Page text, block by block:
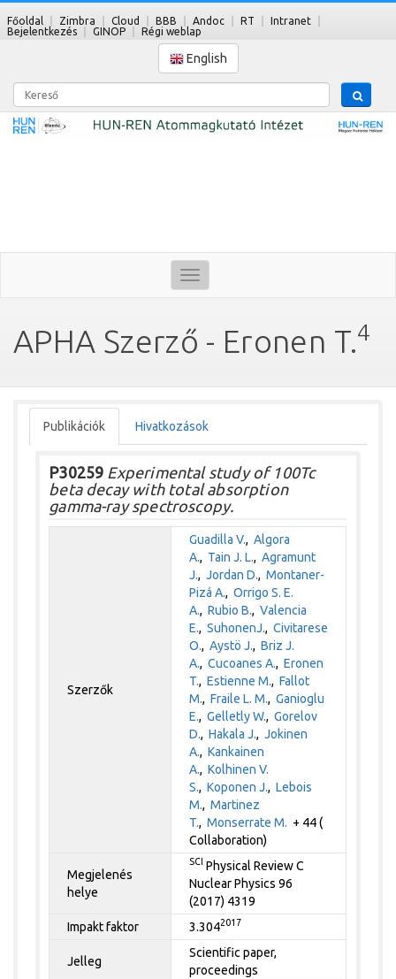
Főoldal Zimbra Cloud BBB Andoc RT
Intranet
Bejelentkezés
GINOP Régi weblap
English
Kereső
Toggle
navigation
APHA Szerző - Eronen T.4
Publikációk Hivatkozások
P30259 Experimental study of 100Tc
beta decay with total absorption
gamma-ray spectroscopy.
Szerzők
Guadilla V.,Algora
A., Tain J. L.,Agramunt
J.,Jordan D.,Montaner-
Pizá A.,Orrigo S. E.
A.,Rubio B.,Valencia
E.,SuhonenJ.,Civitarese
O.,Aystö J.,Briz J.
A.,Cucoanes A.,Eronen
T.,Estienne M.,Fallot
M.,Fraile L. M.,Ganioglu
E.,Gelletly W.,Gorelov
D.,Hakala J.,Jokinen
A.,Kankainen
A.,Kolhinen V.
S.,Koponen J.,Lebois
M.,Martinez
T.,Monserrate M. + 44 (
Collaboration)
Megjelenés
helye
SCI Physical Review C
Nuclear Physics 96
(2017) 4319
Impakt faktor
3.3042017
Jelleg
Scientific paper,
proceedings